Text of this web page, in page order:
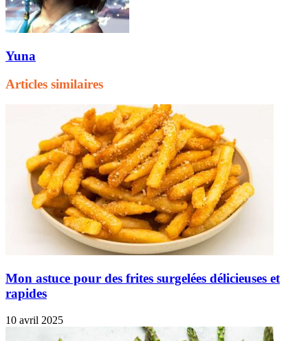
Yuna
Articles similaires
Mon astuce pour des frites surgelées délicieuses et
rapides
10 avril 2025